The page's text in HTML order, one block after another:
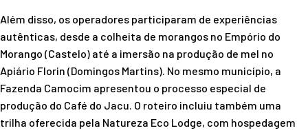
Além disso, os operadores participaram de experiências
autênticas, desde a colheita de morangos no Empório do
Morango (Castelo) até a imersão na produção de mel no
Apiário Florin (Domingos Martins). No mesmo município, a
Fazenda Camocim apresentou o processo especial de
produção do Café do Jacu. O roteiro incluiu também uma
trilha oferecida pela Natureza Eco Lodge, com hospedagem